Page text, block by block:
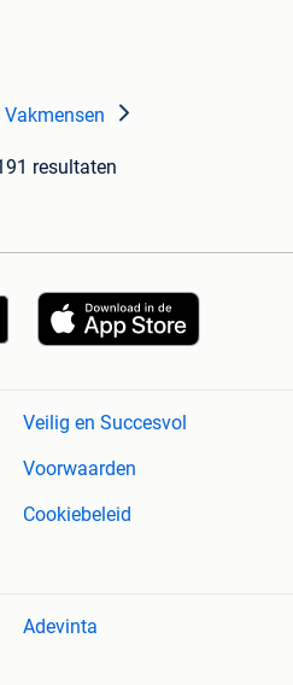
resultaten
Veilig en Succesvol
Voorwaarden
Cookiebeleid
Adevinta